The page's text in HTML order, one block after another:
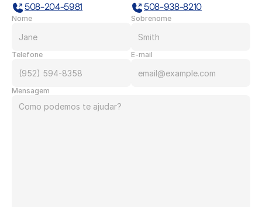
508-204-5981
508-938-8210
Nome Sobrenome
Telefone E-mail
Mensagem